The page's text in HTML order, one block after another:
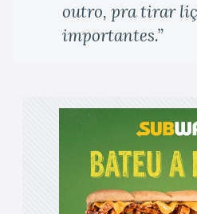
outro, pra tirar
importantes.”